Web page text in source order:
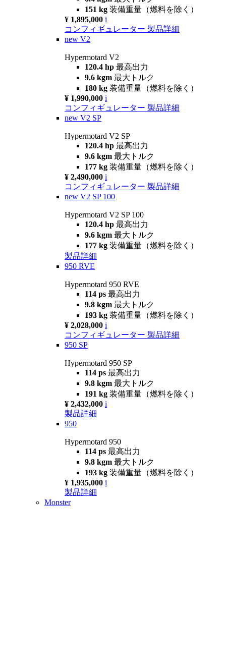
151 kg 装備重量（燃料を除く）
¥ 1,895,000 i
コンフィギュレーター 製品詳細
new V2
Hypermotard V2
120.4 hp 最高出力
9.6 kgm 最大トルク
180 kg 装備重量（燃料を除く）
¥ 1,990,000 i
コンフィギュレーター 製品詳細
new V2 SP
Hypermotard V2 SP
120.4 hp 最高出力
9.6 kgm 最大トルク
177 kg 装備重量（燃料を除く）
¥ 2,490,000 i
コンフィギュレーター 製品詳細
new V2 SP 100
Hypermotard V2 SP 100
120.4 hp 最高出力
9.6 kgm 最大トルク
177 kg 装備重量（燃料を除く）
製品詳細
950 RVE
Hypermotard 950 RVE
114 ps 最高出力
9.8 kgm 最大トルク
193 kg 装備重量（燃料を除く）
¥ 2,028,000 i
コンフィギュレーター 製品詳細
950 SP
Hypermotard 950 SP
114 ps 最高出力
9.8 kgm 最大トルク
191 kg 装備重量（燃料を除く）
¥ 2,432,000 i
製品詳細
950
Hypermotard 950
114 ps 最高出力
9.8 kgm 最大トルク
193 kg 装備重量（燃料を除く）
¥ 1,935,000 i
製品詳細
Monster